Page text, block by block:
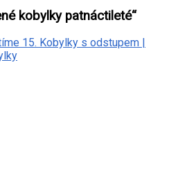
kobylky patnáctileté“
15. Kobylky s odstupem |